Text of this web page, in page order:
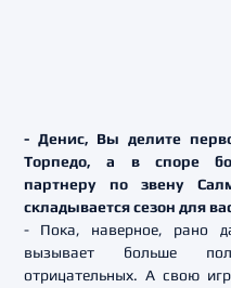
- Денис, Вы делите
Торпедо, а в споре
партнеру по звену
складывается сезон для
- Пока, наверное, рано
вызывает больше
отрицательных. А свою